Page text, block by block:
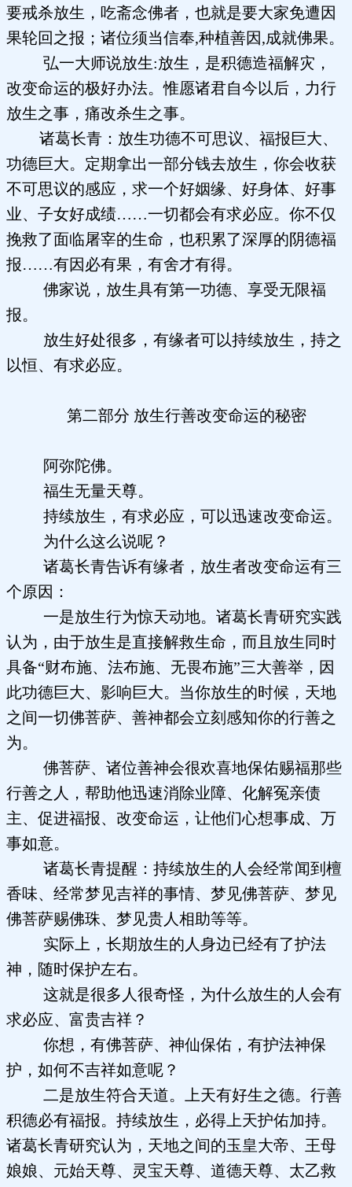
要戒杀放生，吃斋念佛者，也就是要大家免遭因
果轮回之报；诸位须当信奉,种植善因,成就佛果。
弘一大师说放生:放生，是积德造福解灾，
改变命运的极好办法。惟愿诸君自今以后，力行
放生之事，痛改杀生之事。
诸葛长青：放生功德不可思议、福报巨大、
功德巨大。定期拿出一部分钱去放生，你会收获
不可思议的感应，求一个好姻缘、好身体、好事
业、子女好成绩……一切都会有求必应。你不仅
挽救了面临屠宰的生命，也积累了深厚的阴德福
报……有因必有果，有舍才有得。
佛家说，放生具有第一功德、享受无限福
报。
放生好处很多，有缘者可以持续放生，持之
以恒、有求必应。
第二部分 放生行善改变命运的秘密
阿弥陀佛。
福生无量天尊。
持续放生，有求必应，可以迅速改变命运。
为什么这么说呢？
诸葛长青告诉有缘者，放生者改变命运有三
个原因：
一是放生行为惊天动地。诸葛长青研究实践
认为，由于放生是直接解救生命，而且放生同时
具备“财布施、法布施、无畏布施”三大善举，因
此功德巨大、影响巨大。当你放生的时候，天地
之间一切佛菩萨、善神都会立刻感知你的行善之
为。
佛菩萨、诸位善神会很欢喜地保佑赐福那些
行善之人，帮助他迅速消除业障、化解冤亲债
主、促进福报、改变命运，让他们心想事成、万
事如意。
诸葛长青提醒：持续放生的人会经常闻到檀
香味、经常梦见吉祥的事情、梦见佛菩萨、梦见
佛菩萨赐佛珠、梦见贵人相助等等。
实际上，长期放生的人身边已经有了护法
神，随时保护左右。
这就是很多人很奇怪，为什么放生的人会有
求必应、富贵吉祥？
你想，有佛菩萨、神仙保佑，有护法神保
护，如何不吉祥如意呢？
二是放生符合天道。上天有好生之德。行善
积德必有福报。持续放生，必得上天护佑加持。
诸葛长青研究认为，天地之间的玉皇大帝、王母
娘娘、元始天尊、灵宝天尊、道德天尊、太乙救